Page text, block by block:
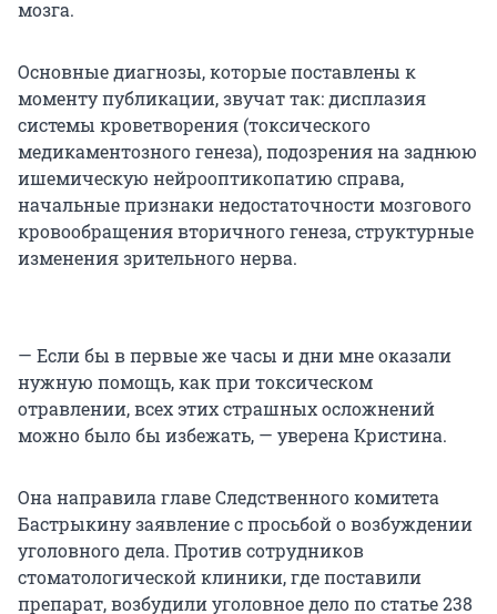
мозга.
Основные диагнозы, которые поставлены к
моменту публикации, звучат так: дисплазия
системы кроветворения (токсического
медикаментозного генеза), подозрения на заднюю
ишемическую нейрооптикопатию справа,
начальные признаки недостаточности мозгового
кровообращения вторичного генеза, структурные
изменения зрительного нерва.
— Если бы в первые же часы и дни мне оказали
нужную помощь, как при токсическом
отравлении, всех этих страшных осложнений
можно было бы избежать, — уверена Кристина.
Она направила главе Следственного комитета
Бастрыкину заявление с просьбой о возбуждении
уголовного дела. Против сотрудников
стоматологической клиники, где поставили
препарат, возбудили уголовное дело по статье 238